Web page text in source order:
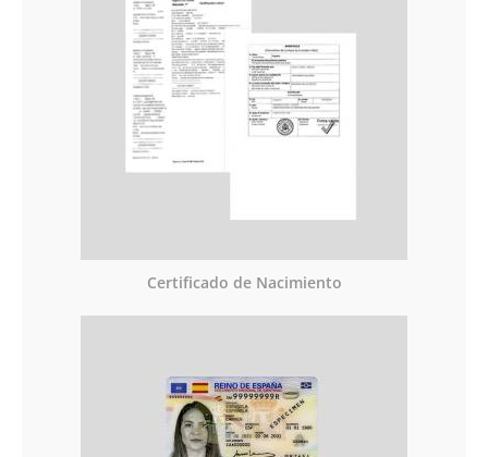
Certificado de Nacimiento